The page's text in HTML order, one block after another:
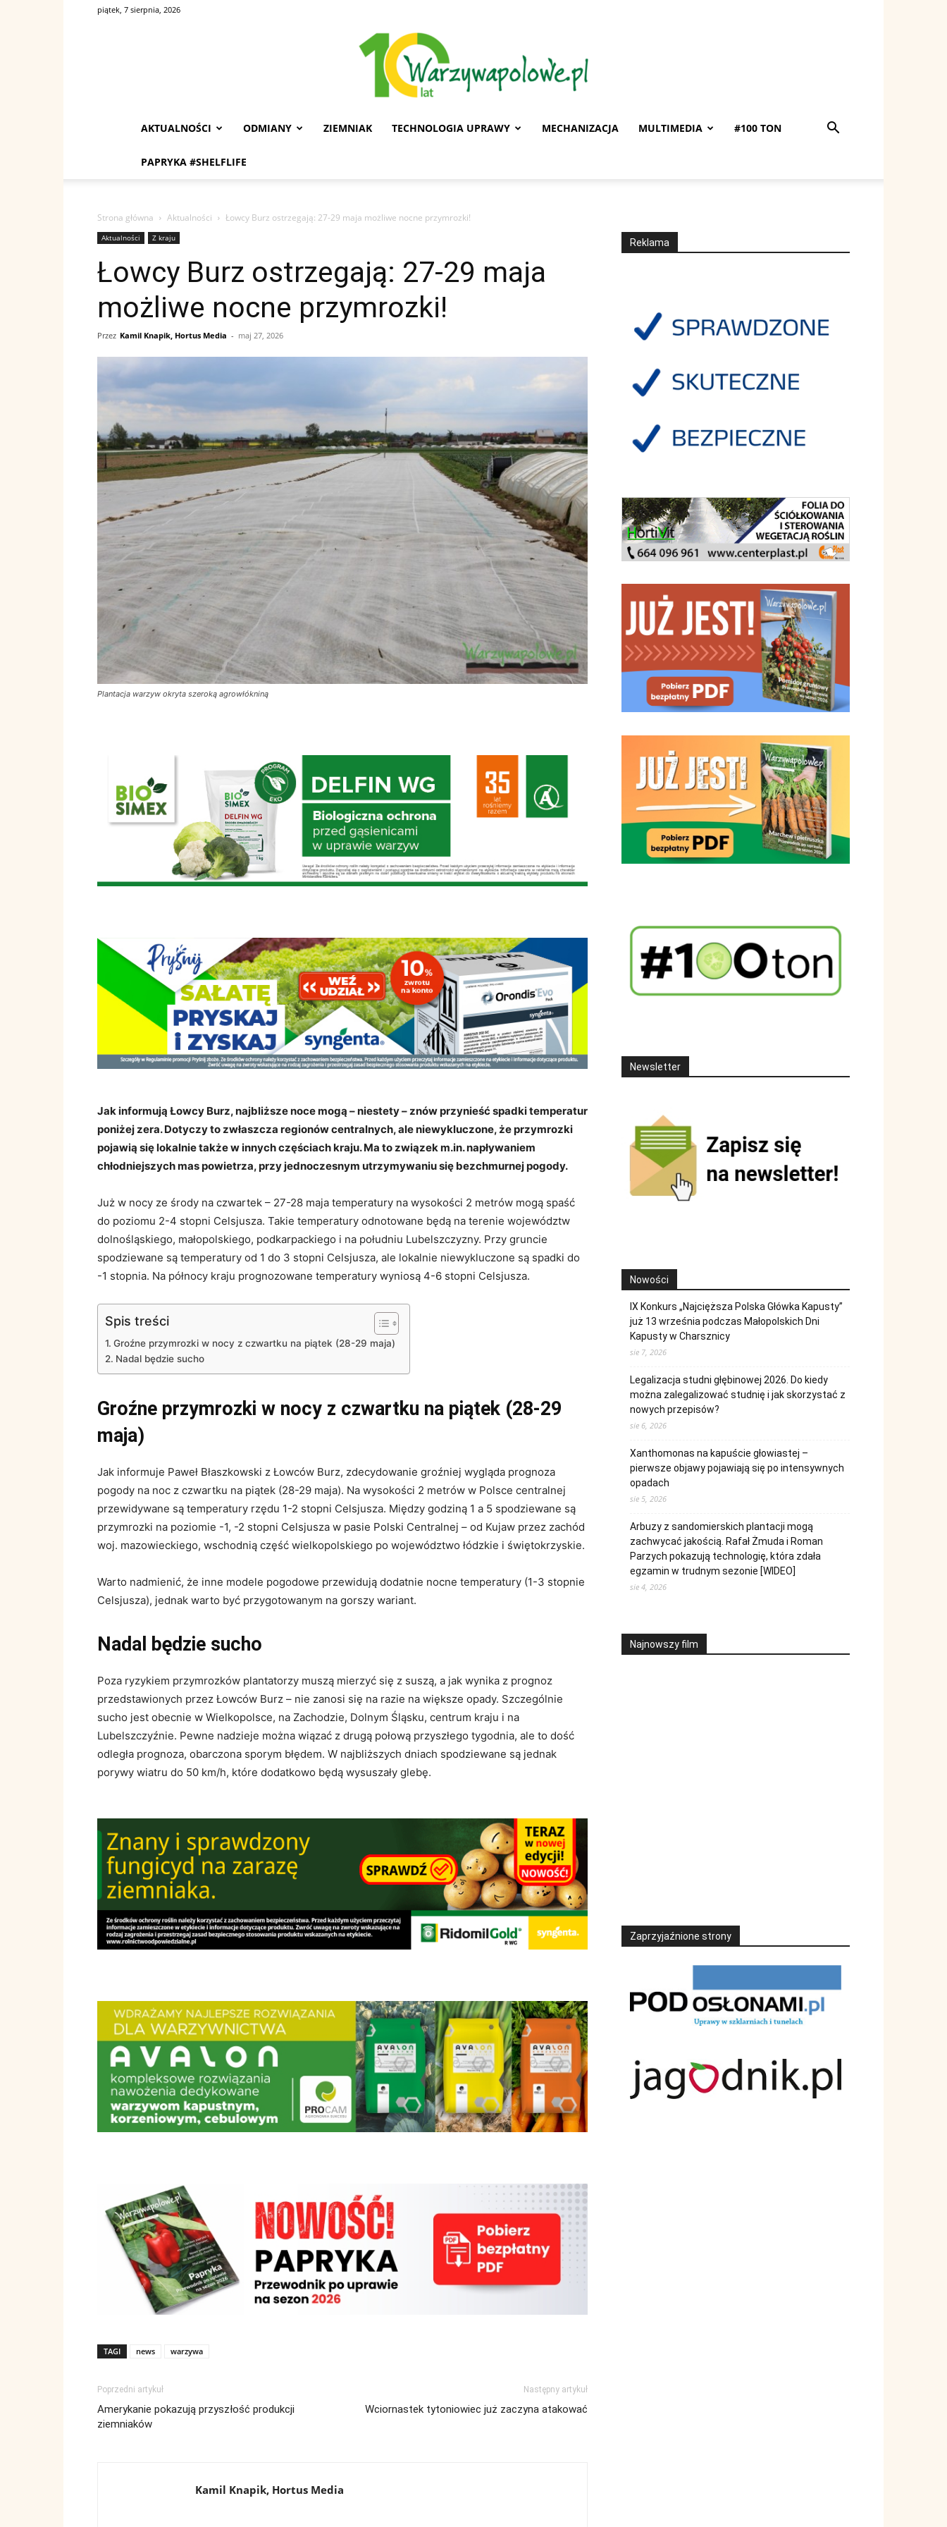
piątek, 7 sierpnia, 2026
AKTUALNOŚCI ODMIANY ZIEMNIAK TECHNOLOGIA UPRAWY MECHANIZACJA MULTIMEDIA #100 TON
PAPRYKA #SHELFLIFE
Strona główna Aktualności Łowcy Burz ostrzegają: 27-29 maja możliwe nocne przymrozki!
Aktualności Z kraju
Łowcy Burz ostrzegają: 27-29 maja
możliwe nocne przymrozki!
Przez Kamil Knapik, Hortus Media - maj 27, 2026
Plantacja warzyw okryta szeroką agrowłókniną
Jak informują Łowcy Burz, najbliższe noce mogą – niestety – znów przynieść spadki temperatur
poniżej zera. Dotyczy to zwłaszcza regionów centralnych, ale niewykluczone, że przymrozki
pojawią się lokalnie także w innych częściach kraju. Ma to związek m.in. napływaniem
chłodniejszych mas powietrza, przy jednoczesnym utrzymywaniu się bezchmurnej pogody.
Już w nocy ze środy na czwartek – 27-28 maja temperatury na wysokości 2 metrów mogą spaść
do poziomu 2-4 stopni Celsjusza. Takie temperatury odnotowane będą na terenie województw
dolnośląskiego, małopolskiego, podkarpackiego i na południu Lubelszczyzny. Przy gruncie
spodziewane są temperatury od 1 do 3 stopni Celsjusza, ale lokalnie niewykluczone są spadki do
-1 stopnia. Na północy kraju prognozowane temperatury wyniosą 4-6 stopni Celsjusza.
Spis treści
Groźne przymrozki w nocy z czwartku na piątek (28-29 maja)
Nadal będzie sucho
Groźne przymrozki w nocy z czwartku na piątek (28-29
maja)
Jak informuje Paweł Błaszkowski z Łowców Burz, zdecydowanie groźniej wygląda prognoza
pogody na noc z czwartku na piątek (28-29 maja). Na wysokości 2 metrów w Polsce centralnej
przewidywane są temperatury rzędu 1-2 stopni Celsjusza. Między godziną 1 a 5 spodziewane są
przymrozki na poziomie -1, -2 stopni Celsjusza w pasie Polski Centralnej – od Kujaw przez zachód
woj. mazowieckiego, wschodnią część wielkopolskiego po województwo łódzkie i świętokrzyskie.
Warto nadmienić, że inne modele pogodowe przewidują dodatnie nocne temperatury (1-3 stopnie
Celsjusza), jednak warto być przygotowanym na gorszy wariant.
Nadal będzie sucho
Poza ryzykiem przymrozków plantatorzy muszą mierzyć się z suszą, a jak wynika z prognoz
przedstawionych przez Łowców Burz – nie zanosi się na razie na większe opady. Szczególnie
sucho jest obecnie w Wielkopolsce, na Zachodzie, Dolnym Śląsku, centrum kraju i na
Lubelszczyźnie. Pewne nadzieje można wiązać z drugą połową przyszłego tygodnia, ale to dość
odległa prognoza, obarczona sporym błędem. W najbliższych dniach spodziewane są jednak
porywy wiatru do 50 km/h, które dodatkowo będą wysuszały glebę.
TAGI news warzywa
Poprzedni artykuł
Amerykanie pokazują przyszłość produkcji
ziemniaków
Następny artykuł
Wciornastek tytoniowiec już zaczyna atakować
Kamil Knapik, Hortus Media
Reklama
Newsletter
Nowości
IX Konkurs „Najcięższa Polska Główka Kapusty”
już 13 września podczas Małopolskich Dni
Kapusty w Charsznicy
sie 7, 2026
Legalizacja studni głębinowej 2026. Do kiedy
można zalegalizować studnię i jak skorzystać z
nowych przepisów?
sie 6, 2026
Xanthomonas na kapuście głowiastej –
pierwsze objawy pojawiają się po intensywnych
opadach
sie 5, 2026
Arbuzy z sandomierskich plantacji mogą
zachwycać jakością. Rafał Żmuda i Roman
Parzych pokazują technologię, która zdała
egzamin w trudnym sezonie [WIDEO]
sie 4, 2026
Najnowszy film
Zaprzyjaźnione strony